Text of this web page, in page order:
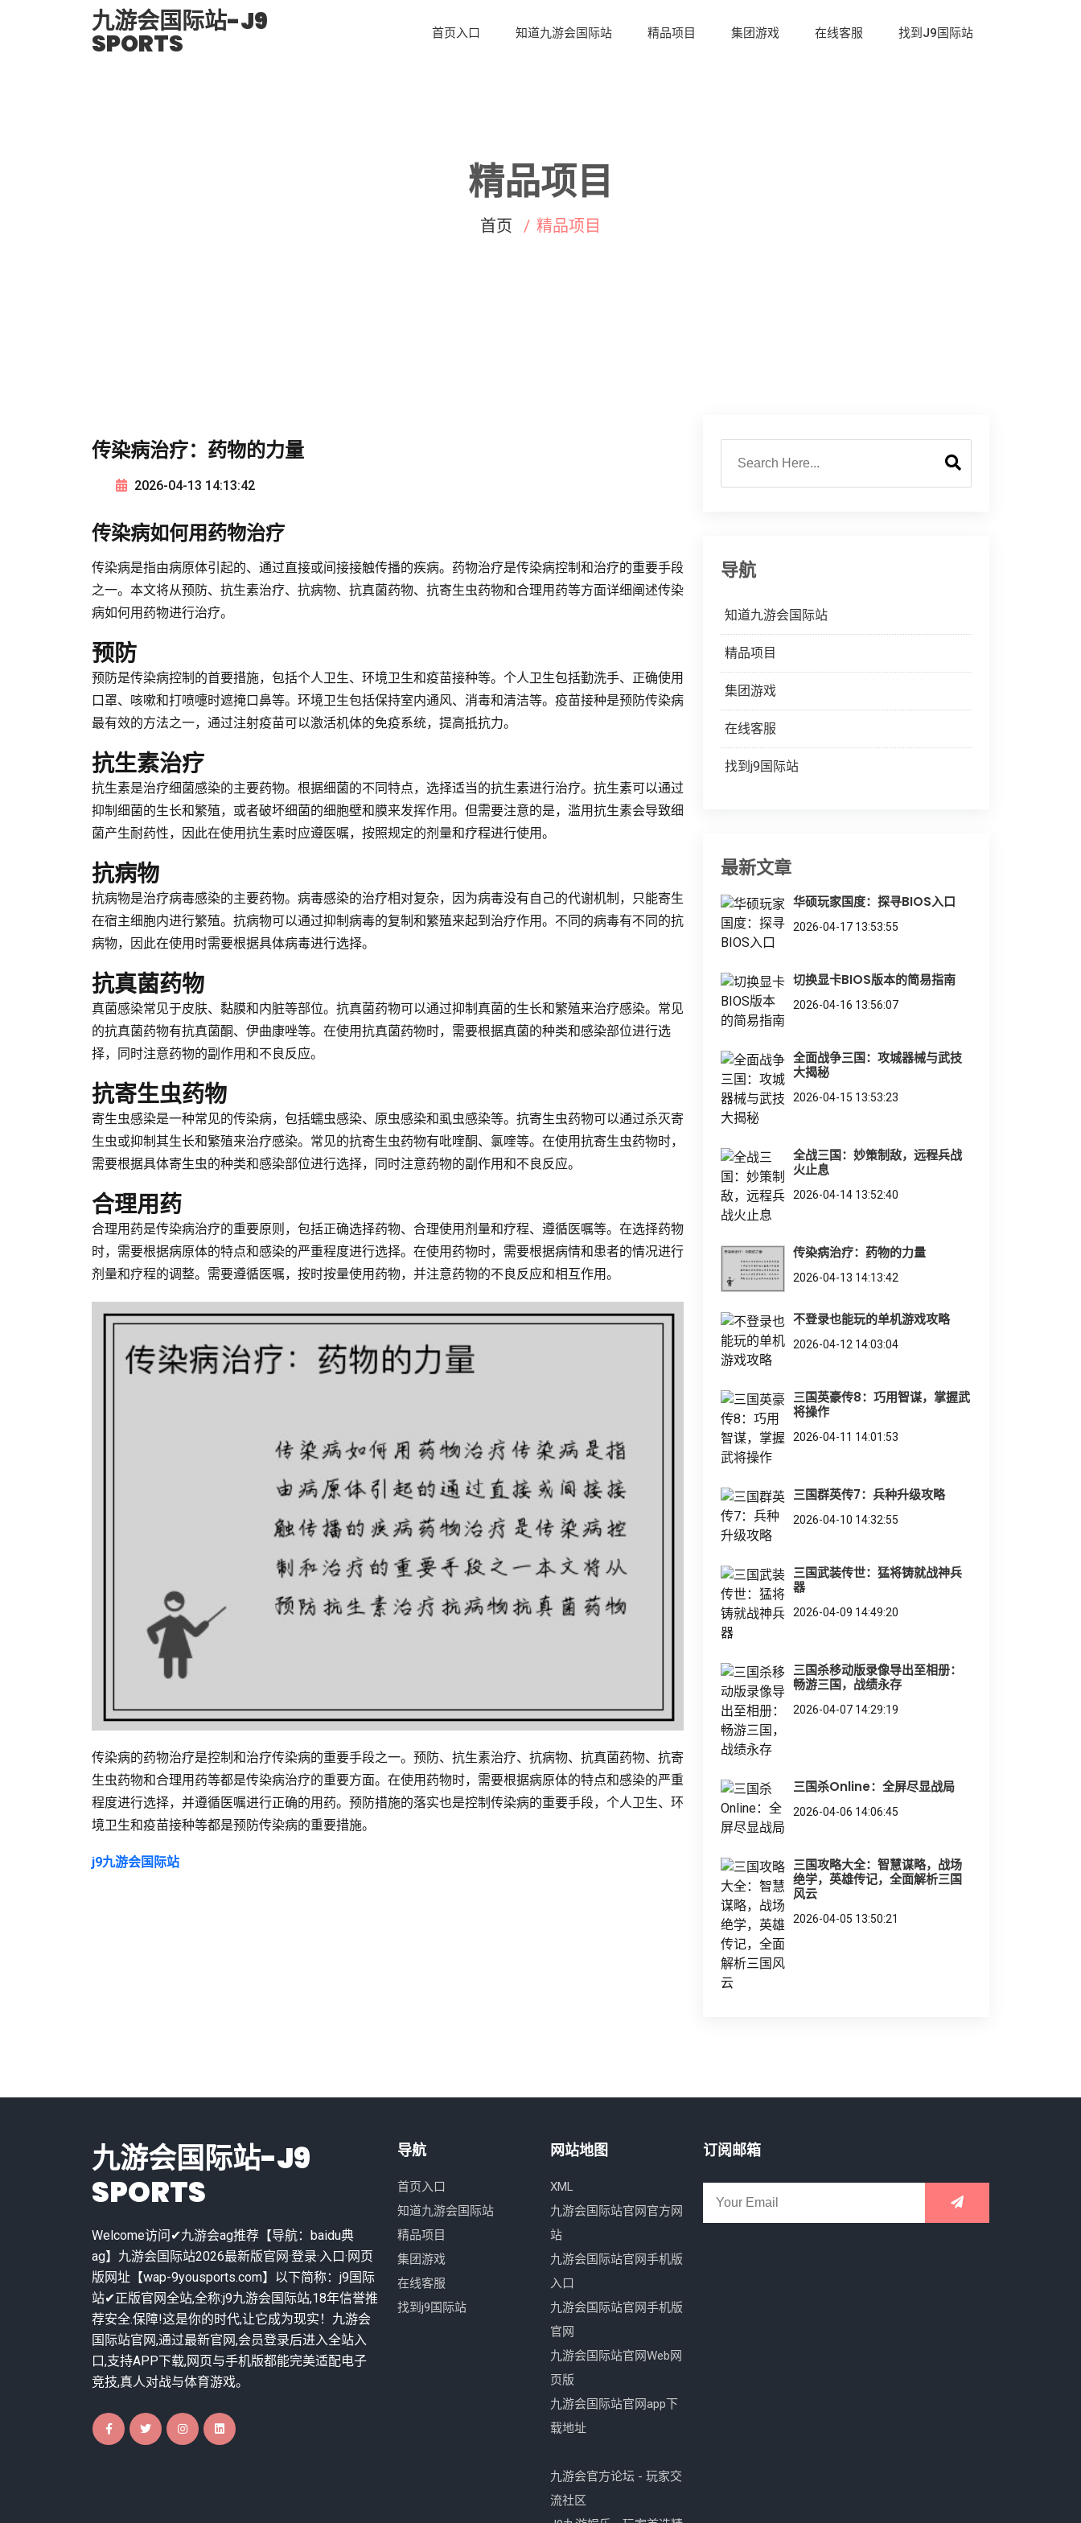
九游会国际站-J9
SPORTS 首页入口 知道九游会国际站 精品项目 集团游戏 在线客服 找到J9国际站
精品项目
首页 精品项目
传染病治疗：药物的力量
2026-04-13 14:13:42
传染病如何用药物治疗
传染病是指由病原体引起的、通过直接或间接接触传播的疾病。药物治疗是传染病控制和治疗的重要手段
之一。本文将从预防、抗生素治疗、抗病物、抗真菌药物、抗寄生虫药物和合理用药等方面详细阐述传染
病如何用药物进行治疗。
预防
预防是传染病控制的首要措施，包括个人卫生、环境卫生和疫苗接种等。个人卫生包括勤洗手、正确使用
口罩、咳嗽和打喷嚏时遮掩口鼻等。环境卫生包括保持室内通风、消毒和清洁等。疫苗接种是预防传染病
最有效的方法之一，通过注射疫苗可以激活机体的免疫系统，提高抵抗力。
抗生素治疗
抗生素是治疗细菌感染的主要药物。根据细菌的不同特点，选择适当的抗生素进行治疗。抗生素可以通过
抑制细菌的生长和繁殖，或者破坏细菌的细胞壁和膜来发挥作用。但需要注意的是，滥用抗生素会导致细
菌产生耐药性，因此在使用抗生素时应遵医嘱，按照规定的剂量和疗程进行使用。
抗病物
抗病物是治疗病毒感染的主要药物。病毒感染的治疗相对复杂，因为病毒没有自己的代谢机制，只能寄生
在宿主细胞内进行繁殖。抗病物可以通过抑制病毒的复制和繁殖来起到治疗作用。不同的病毒有不同的抗
病物，因此在使用时需要根据具体病毒进行选择。
抗真菌药物
真菌感染常见于皮肤、黏膜和内脏等部位。抗真菌药物可以通过抑制真菌的生长和繁殖来治疗感染。常见
的抗真菌药物有抗真菌酮、伊曲康唑等。在使用抗真菌药物时，需要根据真菌的种类和感染部位进行选
择，同时注意药物的副作用和不良反应。
抗寄生虫药物
寄生虫感染是一种常见的传染病，包括蠕虫感染、原虫感染和虱虫感染等。抗寄生虫药物可以通过杀灭寄
生虫或抑制其生长和繁殖来治疗感染。常见的抗寄生虫药物有吡喹酮、氯喹等。在使用抗寄生虫药物时，
需要根据具体寄生虫的种类和感染部位进行选择，同时注意药物的副作用和不良反应。
合理用药
合理用药是传染病治疗的重要原则，包括正确选择药物、合理使用剂量和疗程、遵循医嘱等。在选择药物
时，需要根据病原体的特点和感染的严重程度进行选择。在使用药物时，需要根据病情和患者的情况进行
剂量和疗程的调整。需要遵循医嘱，按时按量使用药物，并注意药物的不良反应和相互作用。
传染病的药物治疗是控制和治疗传染病的重要手段之一。预防、抗生素治疗、抗病物、抗真菌药物、抗寄
生虫药物和合理用药等都是传染病治疗的重要方面。在使用药物时，需要根据病原体的特点和感染的严重
程度进行选择，并遵循医嘱进行正确的用药。预防措施的落实也是控制传染病的重要手段，个人卫生、环
境卫生和疫苗接种等都是预防传染病的重要措施。
j9九游会国际站
导航
知道九游会国际站
精品项目
集团游戏
在线客服
找到j9国际站
最新文章
华硕玩家国度：探寻BIOS入口
2026-04-17 13:53:55
切换显卡BIOS版本的简易指南
2026-04-16 13:56:07
全面战争三国：攻城器械与武技
大揭秘
2026-04-15 13:53:23
全战三国：妙策制敌，远程兵战
火止息
2026-04-14 13:52:40
传染病治疗：药物的力量
2026-04-13 14:13:42
不登录也能玩的单机游戏攻略
2026-04-12 14:03:04
三国英豪传8：巧用智谋，掌握武
将操作
2026-04-11 14:01:53
三国群英传7：兵种升级攻略
2026-04-10 14:32:55
三国武装传世：猛将铸就战神兵
器
2026-04-09 14:49:20
三国杀移动版录像导出至相册：
畅游三国，战绩永存
2026-04-07 14:29:19
三国杀Online：全屏尽显战局
2026-04-06 14:06:45
三国攻略大全：智慧谋略，战场
绝学，英雄传记，全面解析三国
风云
2026-04-05 13:50:21
九游会国际站-J9
SPORTS
Welcome访问✔九游会ag推荐【导航：baidu典
ag】九游会国际站2026最新版官网·登录·入口·网页
版网址【wap-9yousports.com】以下简称：j9国际
站✔正版官网全站,全称:j9九游会国际站,18年信誉推
荐安全.保障!这是你的时代,让它成为现实！九游会
国际站官网,通过最新官网,会员登录后进入全站入
口,支持APP下载,网页与手机版都能完美适配电子
竞技,真人对战与体育游戏。
导航
首页入口
知道九游会国际站
精品项目
集团游戏
在线客服
找到j9国际站
网站地图
XML
九游会国际站官网官方网
站
九游会国际站官网手机版
入口
九游会国际站官网手机版
官网
九游会国际站官网Web网
页版
九游会国际站官网app下
载地址
九游会官方论坛 - 玩家交
流社区
订阅邮箱